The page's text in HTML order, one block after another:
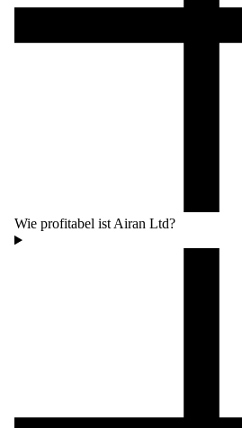
Wie profitabel ist Airan Ltd?